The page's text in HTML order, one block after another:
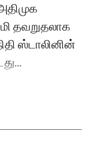
தவறுதலாக
ஸ்டாலினின்